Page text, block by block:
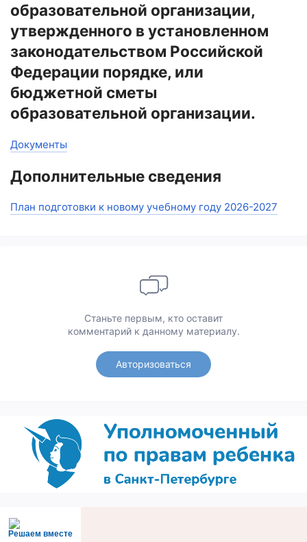
образовательной организации,
утвержденного в установленном
законодательством Российской
Федерации порядке, или
бюджетной сметы
образовательной организации.
Документы
Дополнительные сведения
План подготовки к новому учебному году 2026-2027
Станьте первым, кто оставит
комментарий к данному материалу.
Авторизоваться
Решаем вместе